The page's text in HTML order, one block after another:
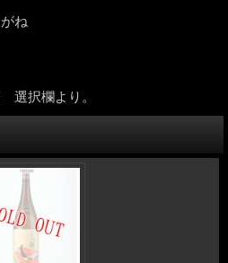
ね
選択欄より。